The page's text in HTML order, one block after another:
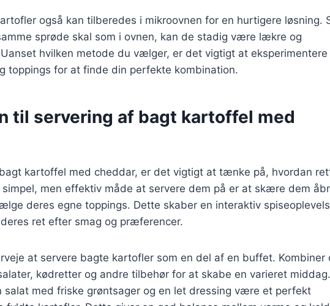
også kan tilberedes i mikroovnen for en hurtigere løsning.
sprøde skal som i ovnen, kan de stadig være lækre og
hvilken metode du vælger, er det vigtigt at eksperimentere
toppings for at finde din perfekte kombination.
til servering af bagt kartoffel med
kartoffel med cheddar, er det vigtigt at tænke på, hvordan
men effektiv måde at servere dem på er at skære dem
deres egne toppings. Dette skaber en interaktiv
ret efter smag og præferencer.
at servere bagte kartofler som en del af en buffet. Kombiner
kødretter og andre tilbehør for at skabe en varieret
salat med friske grøntsager og en let dressing være et perfekt